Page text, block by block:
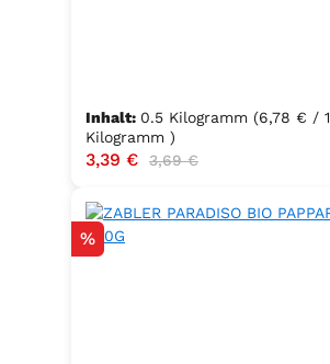
Inhalt: 0.5 Kilogramm (6,78 € / 1
Kilogramm )
Verkaufspreis:
3,39 € Regulärer Preis:
3,69 €
Rabatt
%